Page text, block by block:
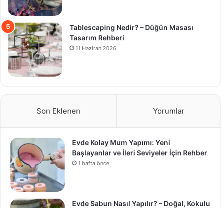
Tablescaping Nedir? – Düğün Masası
Tasarım Rehberi
11 Haziran 2026
Son Eklenen Yorumlar
Evde Kolay Mum Yapımı: Yeni
Başlayanlar ve İleri Seviyeler İçin Rehber
1 hafta önce
Evde Sabun Nasıl Yapılır? – Doğal, Kokulu